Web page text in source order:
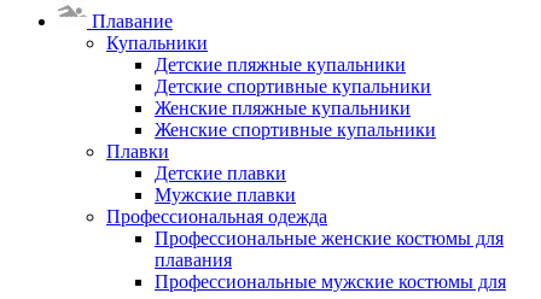
Плавание
Купальники
Детские пляжные купальники
Детские спортивные купальники
Женские пляжные купальники
Женские спортивные купальники
Плавки
Детские плавки
Мужские плавки
Профессиональная одежда
Профессиональные женские костюмы для
плавания
Профессиональные мужские костюмы для